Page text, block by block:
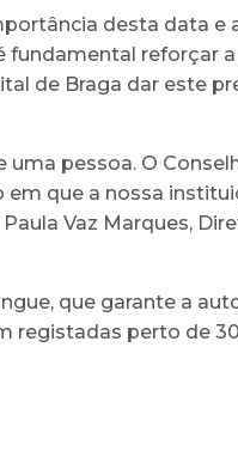
desta data e
reforçar a
de Braga dar este
pessoa. O
que a nossa
Vaz Marques,
que garante a
registadas perto de